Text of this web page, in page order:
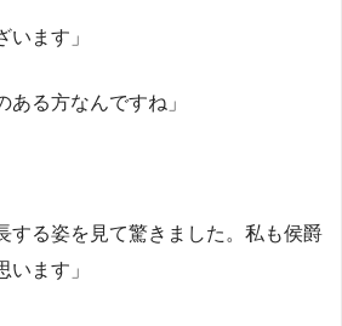
ます」
ある方なんですね」
する姿を見て驚きました。私も侯爵
います」